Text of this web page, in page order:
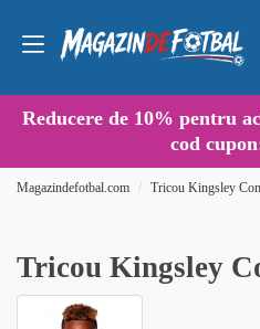
Reducere de 10% pentru
cod
Magazindefotbal.com Tricou Kingsley
Tricou Kingsley